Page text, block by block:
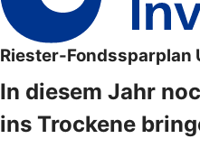
Riester-Fondssparplan
In diesem Jahr
ins Trockene